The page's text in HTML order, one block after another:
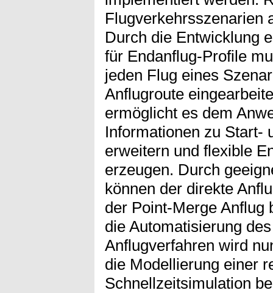
Flugverkehrsszenarien
Durch die Entwicklung
für Endanflug-Profile
jeden Flug eines
Anflugroute
ermöglicht es dem
Informationen zu Start-
erweitern und flexible
erzeugen. Durch
können der direkte
der Point-Merge Anflug
die Automatisierung
Anflugverfahren wird
die Modellierung einer
Schnellzeitsimulation